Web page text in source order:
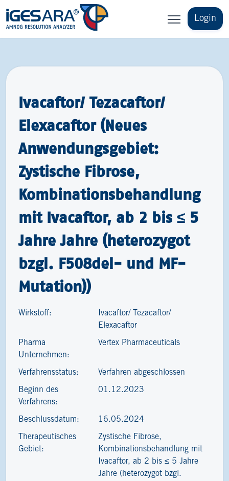
Login
Ivacaftor/ Tezacaftor/
Elexacaftor (Neues
Anwendungsgebiet:
Zystische Fibrose,
Kombinationsbehandlung
mit Ivacaftor, ab 2 bis ≤ 5
Jahre Jahre (heterozygot
bzgl. F508del- und MF-
Mutation))
Wirkstoff:
Ivacaftor/ Tezacaftor/
Elexacaftor
Pharma
Unternehmen:
Vertex Pharmaceuticals
Verfahrensstatus: Verfahren abgeschlossen
Beginn des
Verfahrens:
01.12.2023
Beschlussdatum: 16.05.2024
Therapeutisches
Gebiet:
Zystische Fibrose,
Kombinationsbehandlung mit
Ivacaftor, ab 2 bis ≤ 5 Jahre
Jahre (heterozygot bzgl.